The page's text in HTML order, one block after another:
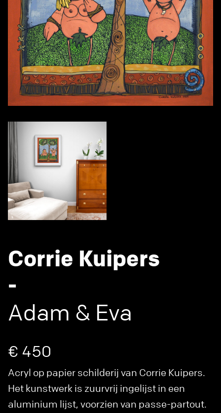
Corrie Kuipers
-
Adam & Eva
€ 450
Acryl op papier schilderij van Corrie Kuipers.
Het kunstwerk is zuurvrij ingelijst in een
aluminium lijst, voorzien van passe-partout.